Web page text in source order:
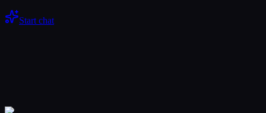
Start chat